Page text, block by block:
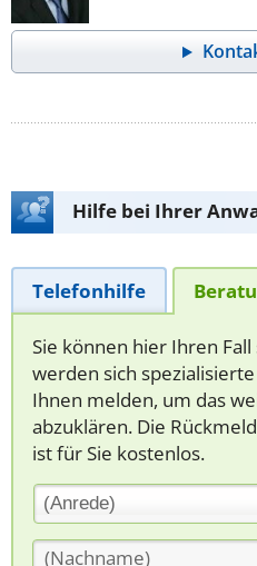
Hilfe bei Ihrer
Telefonhilfe
Sie können hier Ihren
werden sich
Ihnen melden, um das
abzuklären. Die
ist für Sie kostenlos.
(Anrede)